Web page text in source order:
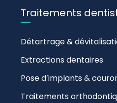
Traitements
Détartrage &
Extractions dentaires
Pose d’implants &
Traitements